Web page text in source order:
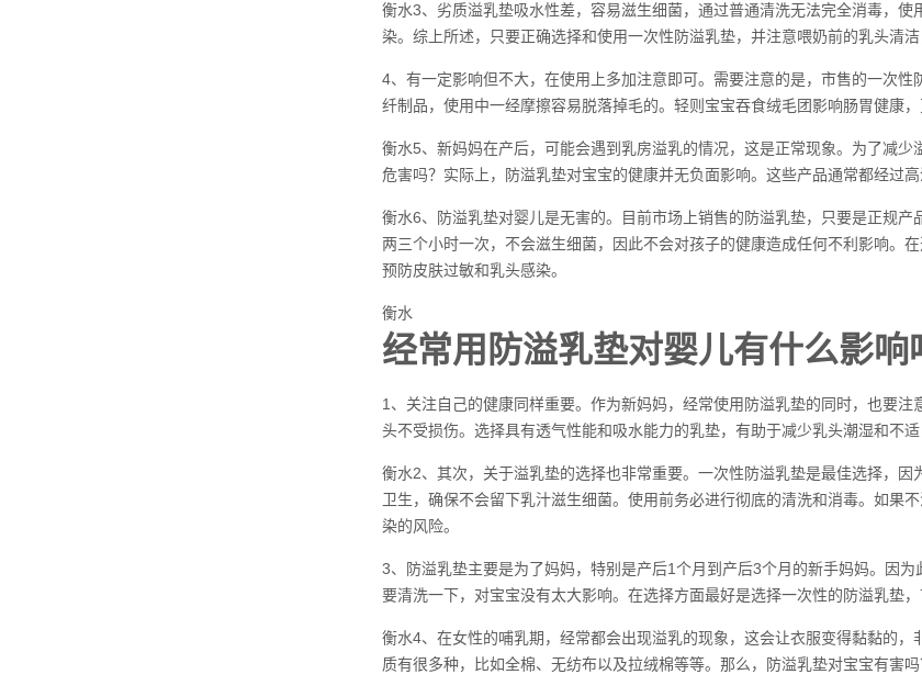
衡水3、劣质溢乳垫吸水性差，容易滋生细菌，通过普通清洗无法完全消毒，
染。综上所述，只要正确选择和使用一次性防溢乳垫，并注意喂奶前的乳头清
4、有一定影响但不大，在使用上多加注意即可。需要注意的是，市售的一次
纤制品，使用中一经摩擦容易脱落掉毛的。轻则宝宝吞食绒毛团影响肠胃健康，
衡水5、新妈妈在产后，可能会遇到乳房溢乳的情况，这是正常现象。为了减
危害吗？实际上，防溢乳垫对宝宝的健康并无负面影响。这些产品通常都经过高
衡水6、防溢乳垫对婴儿是无害的。目前市场上销售的防溢乳垫，只要是正规
两三个小时一次，不会滋生细菌，因此不会对孩子的健康造成任何不利影响。
预防皮肤过敏和乳头感染。
衡水
经常用防溢乳垫对婴儿有什么影响
1、关注自己的健康同样重要。作为新妈妈，经常使用防溢乳垫的同时，也要
头不受损伤。选择具有透气性能和吸水能力的乳垫，有助于减少乳头潮湿和不
衡水2、其次，关于溢乳垫的选择也非常重要。一次性防溢乳垫是最佳选择，
卫生，确保不会留下乳汁滋生细菌。使用前务必进行彻底的清洗和消毒。如果
染的风险。
3、防溢乳垫主要是为了妈妈，特别是产后1个月到产后3个月的新手妈妈。因
要清洗一下，对宝宝没有太大影响。在选择方面最好是选择一次性的防溢乳垫
衡水4、在女性的哺乳期，经常都会出现溢乳的现象，这会让衣服变得黏黏的
质有很多种，比如全棉、无纺布以及拉绒棉等等。那么，防溢乳垫对宝宝有害吗